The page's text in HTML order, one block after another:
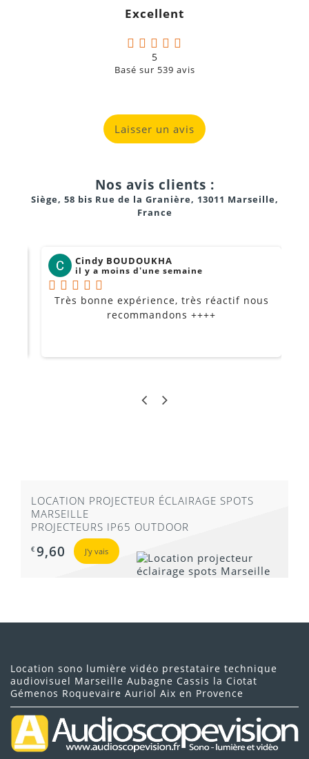
Excellent
5
Basé sur 539 avis
Laisser un avis
Nos avis clients :
Siège, 58 bis Rue de la Granière, 13011 Marseille,
France
Cindy BOUDOUKHA
il y a moins d'une semaine
Très bonne expérience, très réactif nous
recommandons ++++
LOCATION PROJECTEUR ÉCLAIRAGE SPOTS
MARSEILLE
PROJECTEURS IP65 OUTDOOR
€ 9,60 J'y vais
Location sono lumière vidéo prestataire technique
audiovisuel Marseille Aubagne Cassis la Ciotat
Gémenos Roquevaire Auriol Aix en Provence